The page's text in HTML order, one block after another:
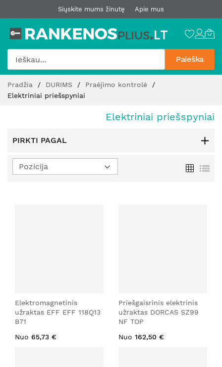
Siųskite mums žinutę Apie mus
Paieška
Pereiti
prie
turinio
Pradžia DURIMS
Praėjimo kontrolė
Elektriniai priešspyniai
Elektriniai priešspyniai
PIRKTI PAGAL
Tinklelis
Elektromagnetinis
užraktas EFF EFF 118Q13
B71
Nuo 65,73 €
Priešgaisrinis elektrinis
užraktas DORCAS SZ99
NF TOP
Nuo 162,50 €